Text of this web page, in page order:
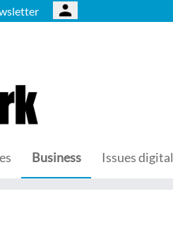
Business Issues digital